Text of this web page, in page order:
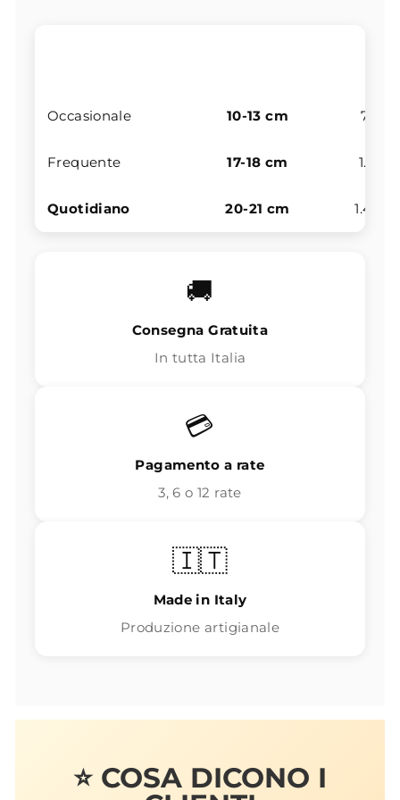
Occasionale 10-13 cm 700
Frequente 17-18 cm 1.100
Quotidiano 20-21 cm 1.400
🚚
Consegna Gratuita
In tutta Italia
💳
Pagamento a rate
3, 6 o 12 rate
🇮🇹
Made in Italy
Produzione artigianale
⭐ COSA DICONO I